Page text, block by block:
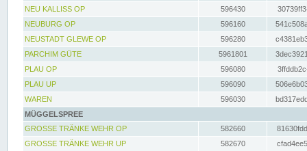
NEU KALLISS OP
596430
NEUBURG OP
596160
NEUSTADT GLEWE OP
596280
PARCHIM GÜTE
5961801
PLAU OP
596080
PLAU UP
596090
WAREN
596030
MÜGGELSPREE
GROSSE TRÄNKE WEHR OP
582660
GROSSE TRÄNKE WEHR UP
582670